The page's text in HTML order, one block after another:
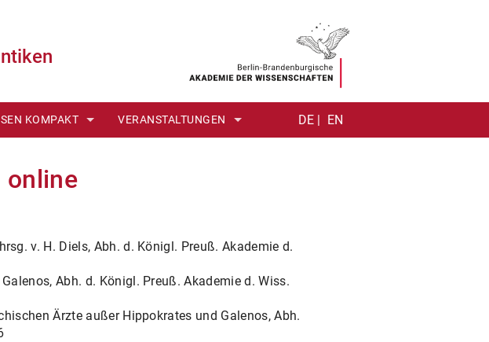
DE | EN
KOMPAKT
DER HANDSCHRIFT ZUR EDITION (EINFÜHRUNG)
VERANSTALTUNGEN
online
v. H. Diels, Abh. d. Königl. Preuß. Akademie d.
Abh. d. Königl. Preuß. Akademie d. Wiss.
Ärzte außer Hippokrates und Galenos, Abh.